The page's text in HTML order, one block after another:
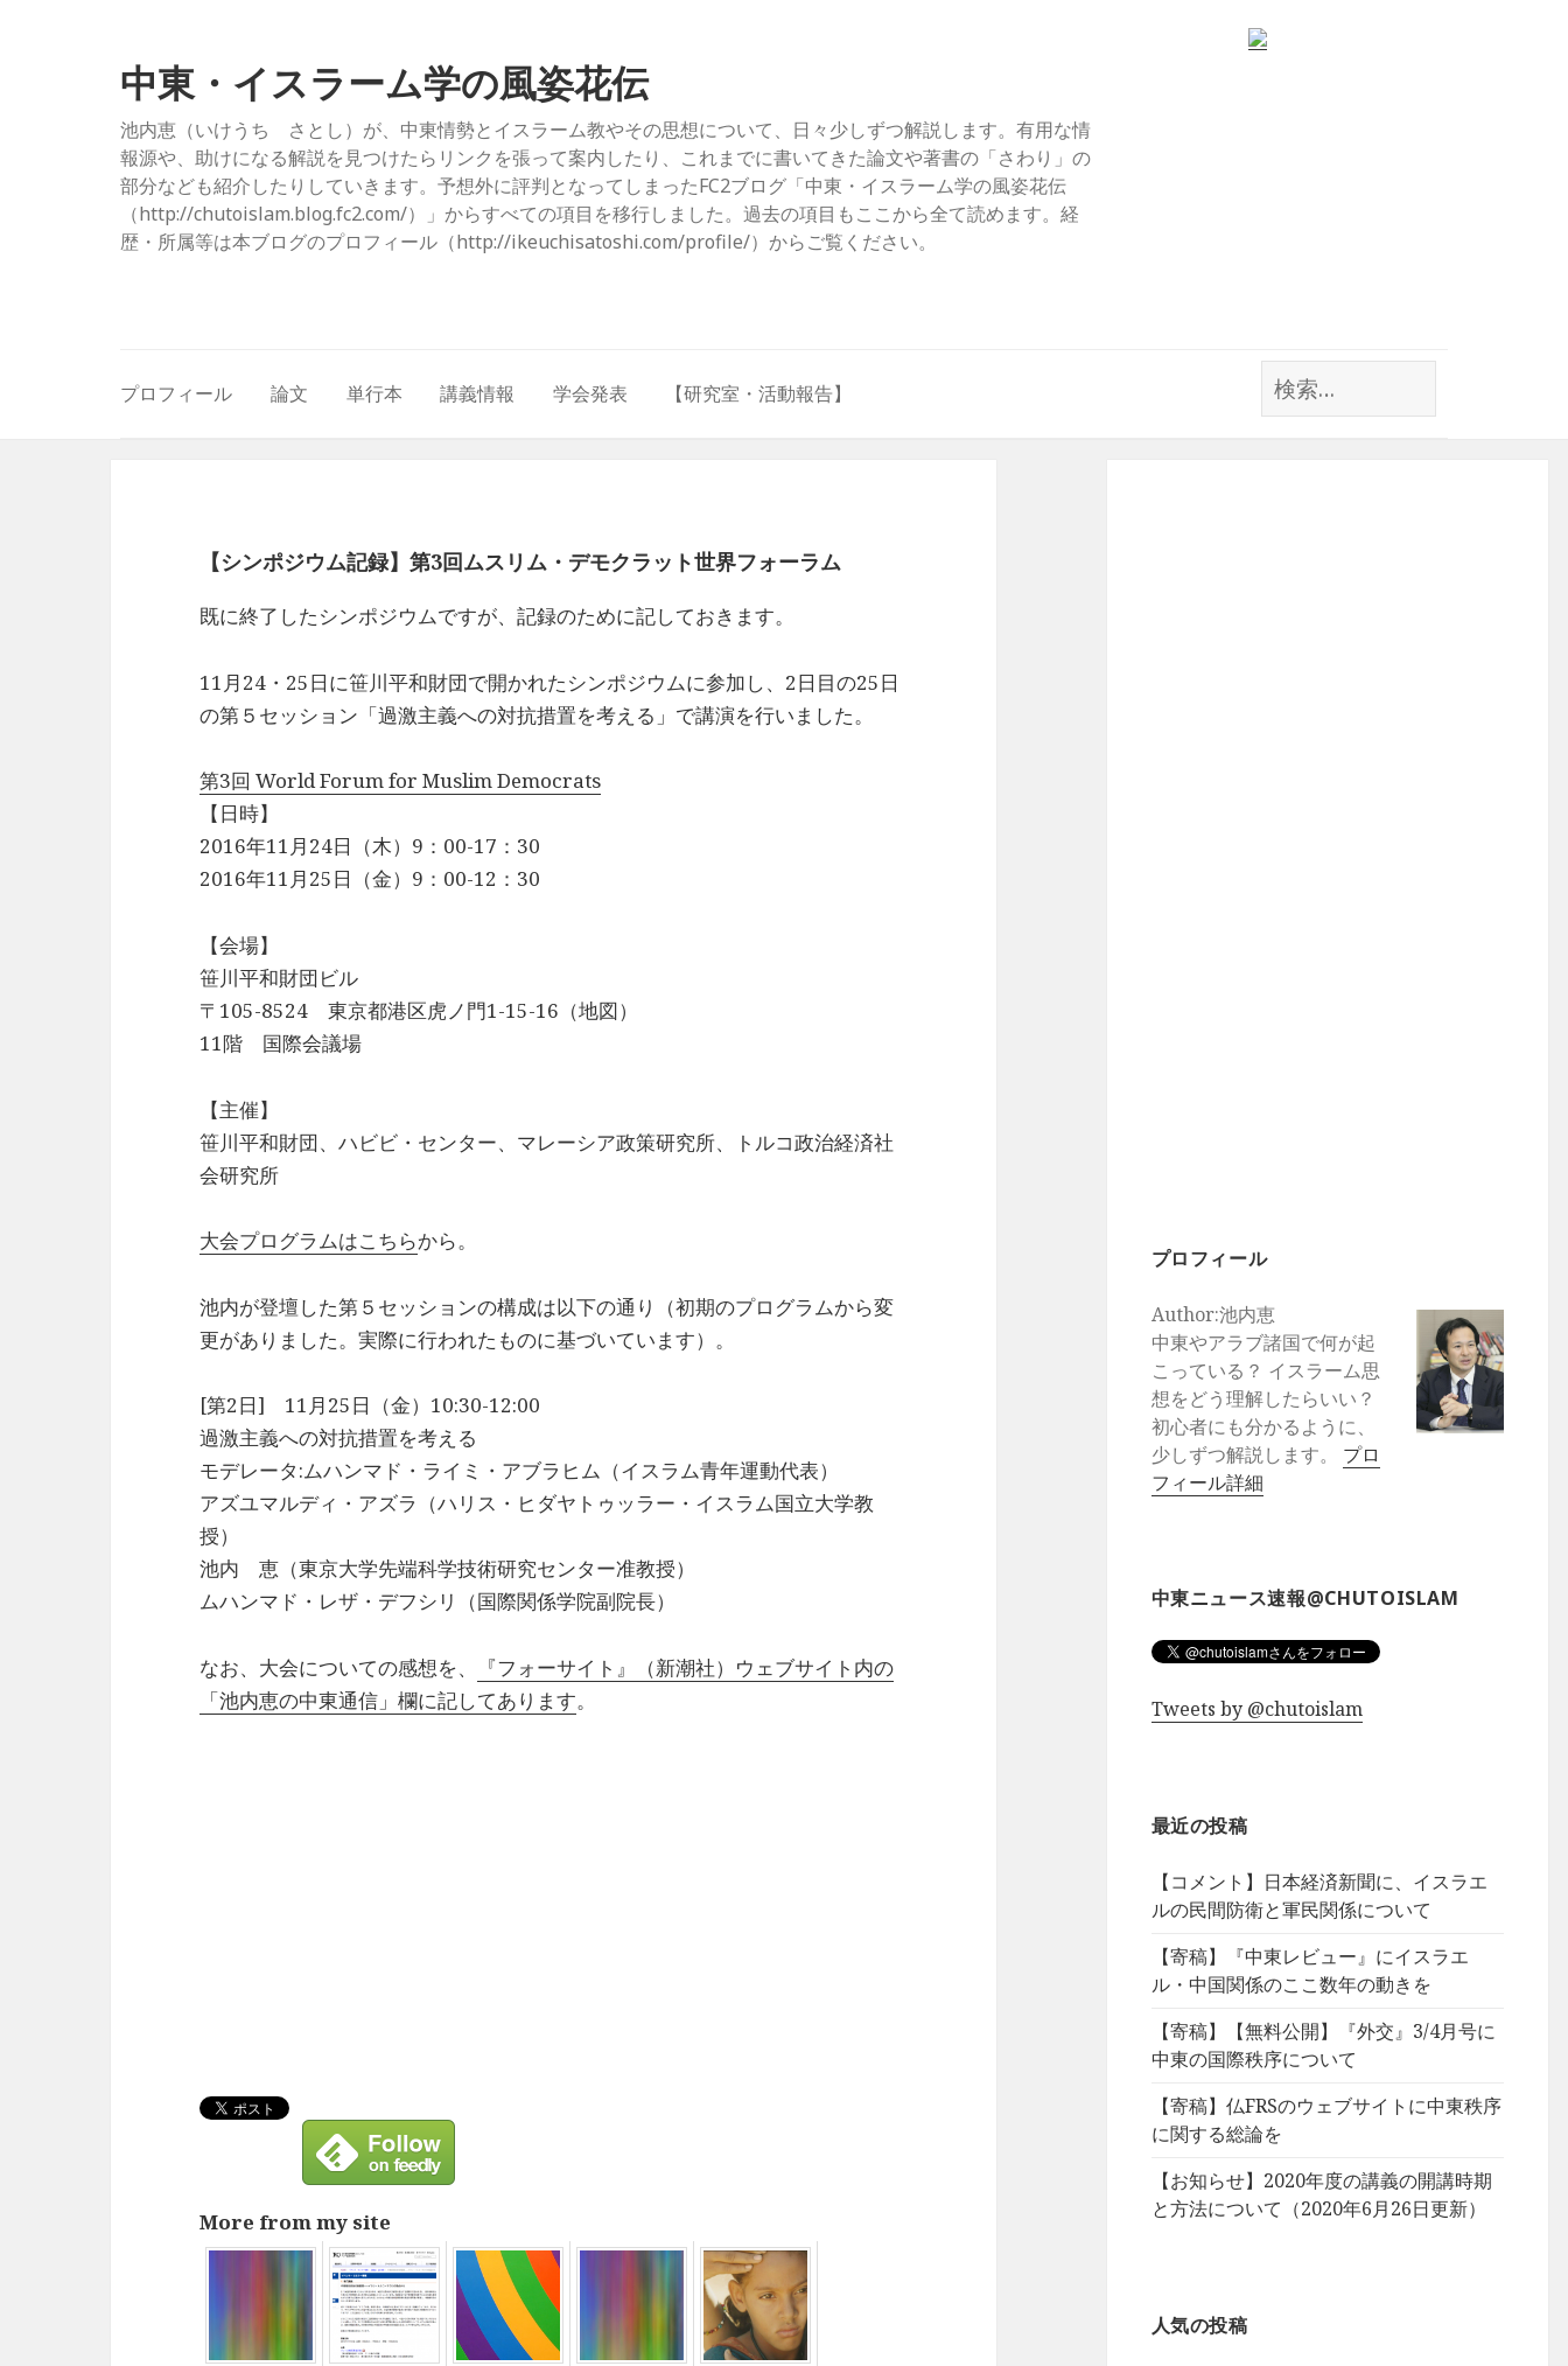
中東・イスラーム学の風姿花伝
池内恵（いけうち さとし）が、中東情勢とイスラーム教やその思想について、日々少しずつ解説します。有用な情
報源や、助けになる解説を見つけたらリンクを張って案内したり、これまでに書いてきた論文や著書の「さわり」の
部分なども紹介したりしていきます。予想外に評判となってしまったFC2ブログ「中東・イスラーム学の風姿花伝
（http://chutoislam.blog.fc2.com/）」からすべての項目を移行しました。過去の項目もここから全て読めます。経
歴・所属等は本ブログのプロフィール（http://ikeuchisatoshi.com/profile/）からご覧ください。
検
索:
プロフィール 論文 単行本 講義情報 学会発表 【研究室・活動報告】
プロフィール
Author:池内恵
中東やアラブ諸国で何が起
こっている？ イスラーム思
想をどう理解したらいい？
初心者にも分かるように、
少しずつ解説します。 プロ
フィール詳細
中東ニュース速報@CHUTOISLAM
Tweets by @chutoislam
最近の投稿
【コメント】日本経済新聞に、イスラエ
ルの民間防衛と軍民関係について
【寄稿】『中東レビュー』にイスラエ
ル・中国関係のここ数年の動きを
【寄稿】【無料公開】『外交』3/4月号に
中東の国際秩序について
【寄稿】仏FRSのウェブサイトに中東秩序
に関する総論を
【お知らせ】2020年度の講義の開講時期
と方法について（2020年6月26日更新）
人気の投稿
【シンポジウム記録】第3回ムスリム・デモクラット世界フォーラム
既に終了したシンポジウムですが、記録のために記しておきます。
11月24・25日に笹川平和財団で開かれたシンポジウムに参加し、2日目の25日
の第５セッション「過激主義への対抗措置を考える」で講演を行いました。
第3回 World Forum for Muslim Democrats
【日時】
2016年11月24日（木）9：00-17：30
2016年11月25日（金）9：00-12：30
【会場】
笹川平和財団ビル
〒105-8524 東京都港区虎ノ門1-15-16（地図）
11階 国際会議場
【主催】
笹川平和財団、ハビビ・センター、マレーシア政策研究所、トルコ政治経済社
会研究所
大会プログラムはこちらから。
池内が登壇した第５セッションの構成は以下の通り（初期のプログラムから変
更がありました。実際に行われたものに基づいています）。
[第2日] 11月25日（金）10:30-12:00
過激主義への対抗措置を考える
モデレータ:ムハンマド・ライミ・アブラヒム（イスラム青年運動代表）
アズユマルディ・アズラ（ハリス・ヒダヤトゥッラー・イスラム国立大学教
授）
池内 恵（東京大学先端科学技術研究センター准教授）
ムハンマド・レザ・デフシリ（国際関係学院副院長）
なお、大会についての感想を、
『フォーサイト』（新潮社）ウェブサイト内の
「池内恵の中東通信」欄に記してあります。
More from my site